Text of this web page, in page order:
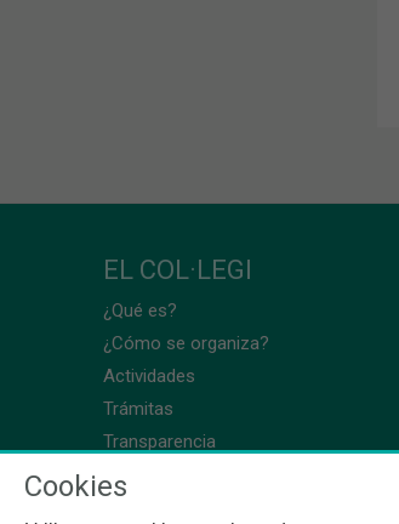
EL COL·LEGI
¿Qué es?
¿Cómo se organiza?
Actividades
Trámitas
Transparencia
Cookies